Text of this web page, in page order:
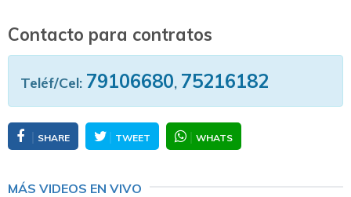
Contacto para contratos
Teléf/Cel: 79106680, 75216182
SHARE TWEET WHATS
MÁS VIDEOS EN VIVO